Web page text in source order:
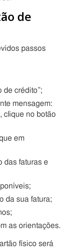
de
passos
de crédito”;
mensagem:
clique no botão
em
das faturas e
da sua fatura;
as orientações.
físico será